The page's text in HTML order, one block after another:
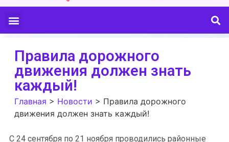
Правила дорожного
движения должен знать
каждый!
Главная > Новости > Правила дорожного
движения должен знать каждый!
С 24 сентября по 21 ноября проводились районные